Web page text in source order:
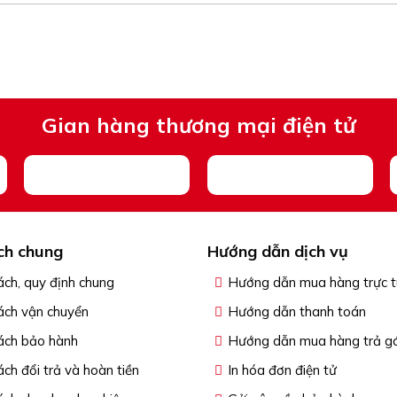
Gian hàng thương mại điện tử
chung
quy định chung
vận chuyển
bảo hành
đổi trả và hoàn tiền
Hướng dẫn dịch vụ
Hướng dẫn mua hàng trực
Hướng dẫn thanh toán
Hướng dẫn mua hàng trả
In hóa đơn điện tử